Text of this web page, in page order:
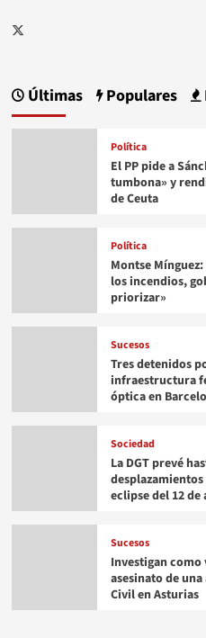
Twitter
Últimas Populares
Política
El PP pide a
tumbona» y
de Ceuta
Política
Montse
los incendios,
priorizar»
Sucesos
Tres detenidos
infraestructura
óptica en
Sociedad
La DGT prevé
eclipse del 12 de
Sucesos
Investigan
asesinato de
Civil en Asturias